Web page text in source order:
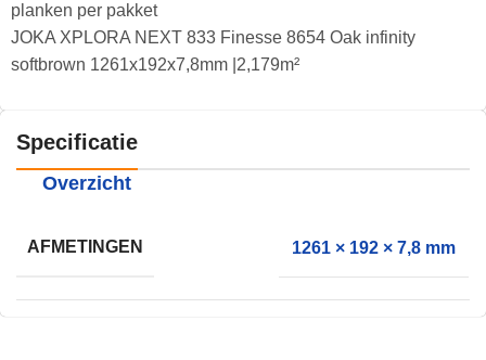
planken per pakket
JOKA XPLORA NEXT 833 Finesse 8654 Oak infinity
softbrown 1261x192x7,8mm |2,179m²
Specificatie
Overzicht
AFMETINGEN 1261 × 192 × 7,8 mm